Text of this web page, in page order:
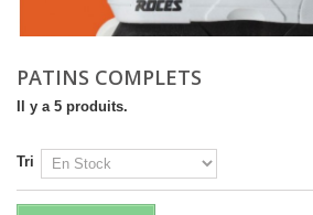
PATINS COMPLETS
Il y a 5 produits.
Tri